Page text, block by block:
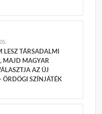
LESZ TÁRSADALMI
MAJD MAGYAR
AZ ÚJ
ÖRDÖGI SZÍNJÁTÉK